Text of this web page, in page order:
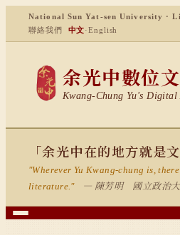
National Sun Yat-sen University ·
聯絡我們
中文·English
余光中數位
Kwang-Chung Yu's Digital
「余光中在的地方就是
"Wherever Yu Kwang-chung is,
literature."
— 陳芳明 國立政治大